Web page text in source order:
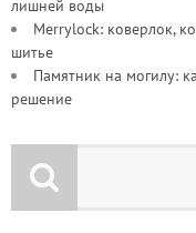
лишней воды
Merrylock: коверлок,
шитье
Памятник на могилу:
решение